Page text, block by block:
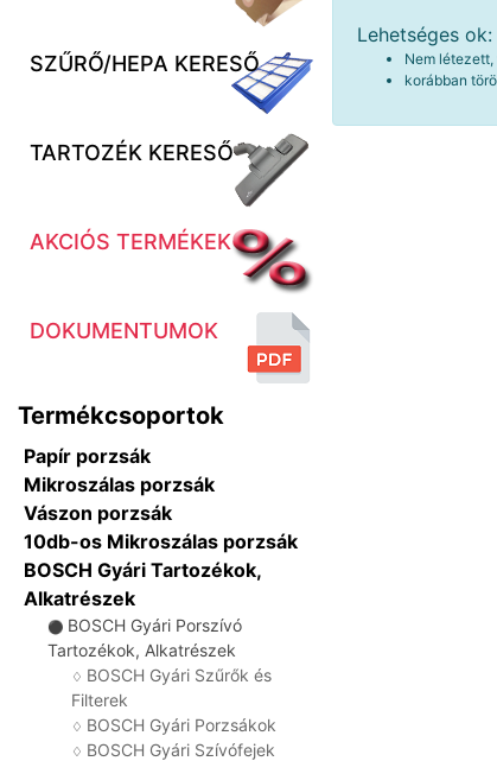
SZŰRŐ/HEPA KERESŐ
TARTOZÉK KERESŐ
AKCIÓS TERMÉKEK
DOKUMENTUMOK
Termékcsoportok
Papír porzsák
Mikroszálas porzsák
Vászon porzsák
10db-os Mikroszálas porzsák
BOSCH Gyári Tartozékok,
Alkatrészek
⚫ BOSCH Gyári Porszívó
Tartozékok, Alkatrészek
♢ BOSCH Gyári Szűrők és
Filterek
♢ BOSCH Gyári Porzsákok
♢ BOSCH Gyári Szívófejek
Lehetséges ok:
Nem létezett,
korábban